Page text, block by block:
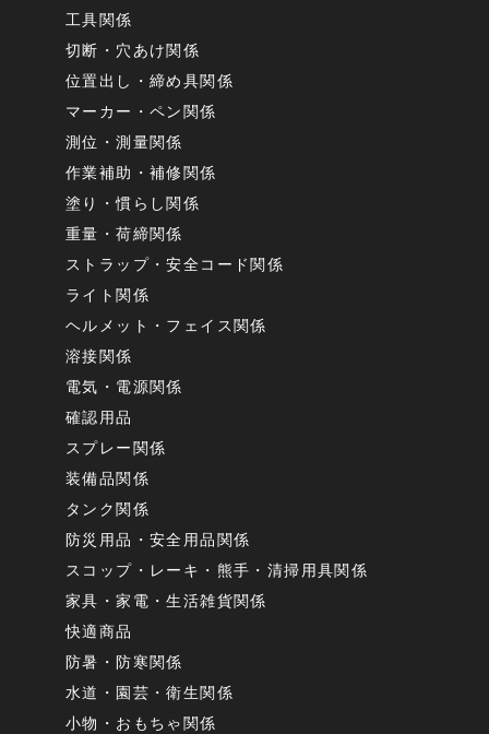
工具関係
切断・穴あけ関係
位置出し・締め具関係
マーカー・ペン関係
測位・測量関係
作業補助・補修関係
塗り・慣らし関係
重量・荷締関係
ストラップ・安全コード関係
ライト関係
ヘルメット・フェイス関係
溶接関係
電気・電源関係
確認用品
スプレー関係
装備品関係
タンク関係
防災用品・安全用品関係
スコップ・レーキ・熊手・清掃用具関係
家具・家電・生活雑貨関係
快適商品
防暑・防寒関係
水道・園芸・衛生関係
小物・おもちゃ関係